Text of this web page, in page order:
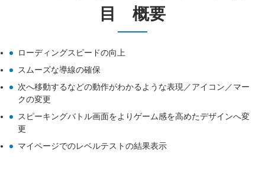
目 概要
ローディングスピードの向上
スムーズな導線の確保
次へ移動するなどの動作がわかるような表現／アイコン／マー
クの変更
スピーキングバトル画面をよりゲーム感を高めたデザインへ変
更
マイページでのレベルテストの結果表示